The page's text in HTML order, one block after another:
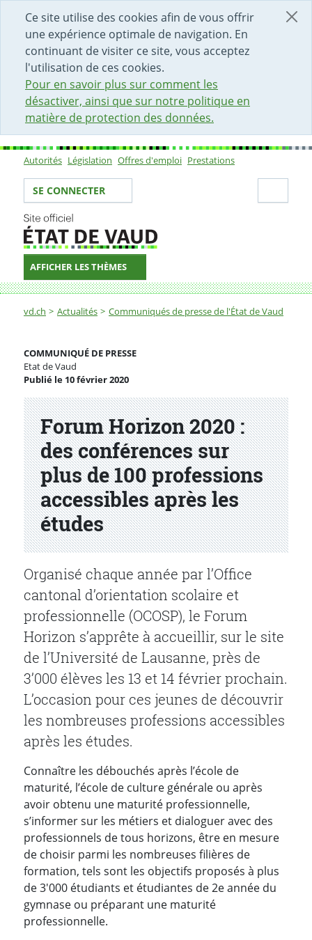
Ce site utilise des cookies afin de vous offrir
une expérience optimale de navigation. En
continuant de visiter ce site, vous acceptez
l'utilisation de ces cookies.
Pour en savoir plus sur comment les
désactiver, ainsi que sur notre politique en
matière de protection des données.
DÉBUT DU CONTENU DE LA PAGE
ACCÈS AU CHAMP DE RECHERCHE
PAGE D'ACCUEIL
FORMULAIRE DE CONTACT
Sous-navigation
Autorités Législation Offres d'emploi Prestations
Votre identité
SE CONNECTER
AFFICHER LES THÈMES
Fil d'Ariane
vd.ch Actualités Communiqués de presse de l'État de Vaud
Forum Horizon 2020 : des conférences sur plus de
Forum Horizon 2020 :
des conférences sur
plus de 100 professions
accessibles après les
études
COMMUNIQUÉ DE PRESSE
Etat de Vaud
Publié le 10 février 2020
Partenaire(s)
Organisé chaque année par l’Office
cantonal d’orientation scolaire et
professionnelle (OCOSP), le Forum
Horizon s’apprête à accueillir, sur le site
de l’Université de Lausanne, près de
3’000 élèves les 13 et 14 février prochain.
L’occasion pour ces jeunes de découvrir
les nombreuses professions accessibles
après les études.
Connaître les débouchés après l’école de
maturité, l’école de culture générale ou après
avoir obtenu une maturité professionnelle,
s’informer sur les métiers et dialoguer avec des
professionnels de tous horizons, être en mesure
de choisir parmi les nombreuses filières de
formation, tels sont les objectifs proposés à plus
de 3'000 étudiants et étudiantes de 2e année du
gymnase ou préparant une maturité
professionnelle.